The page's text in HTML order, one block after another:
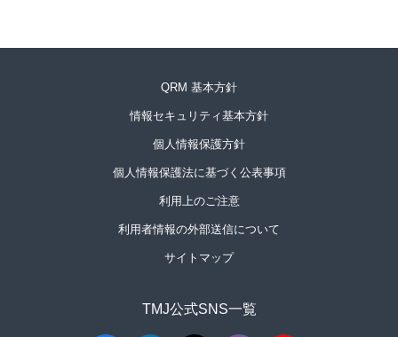
QRM 基本方針
情報セキュリティ基本方針
個人情報保護方針
個人情報保護法に基づく公表事項
利用上のご注意
利用者情報の外部送信について
サイトマップ
TMJ公式SNS一覧​